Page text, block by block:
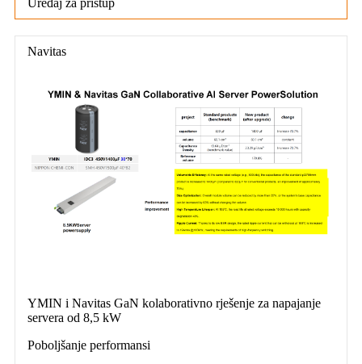
Navitas
YMIN i Navitas GaN kolaborativno rješenje za napajanje
servera od 8,5 kW
Poboljšanje performansi